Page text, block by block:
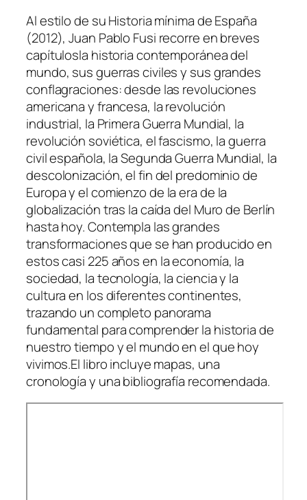
Al estilo de su Historia mínima de España
(2012), Juan Pablo Fusi recorre en breves
capítulosla historia contemporánea del
mundo, sus guerras civiles y sus grandes
conflagraciones: desde las revoluciones
americana y francesa, la revolución
industrial, la Primera Guerra Mundial, la
revolución soviética, el fascismo, la guerra
civil española, la Segunda Guerra Mundial, la
descolonización, el fin del predominio de
Europa y el comienzo de la era de la
globalización tras la caída del Muro de Berlín
hasta hoy. Contempla las grandes
transformaciones que se han producido en
estos casi 225 años en la economía, la
sociedad, la tecnología, la ciencia y la
cultura en los diferentes continentes,
trazando un completo panorama
fundamental para comprender la historia de
nuestro tiempo y el mundo en el que hoy
vivimos.El libro incluye mapas, una
cronología y una bibliografía recomendada.